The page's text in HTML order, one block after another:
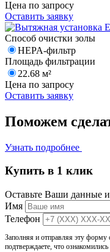
Цена по запросу
Оставить заявку
Способ очистки золы
HEPA-фильтр
Площадь фильтрации
22.68 м²
Цена по запросу
Оставить заявку
Поможем
Узнать подробнее
Купить в 1 клик
Оставьте Ваши данные
Имя
Телефон
Заполняя и отправляя эту
подтверждаете, что ознакомились